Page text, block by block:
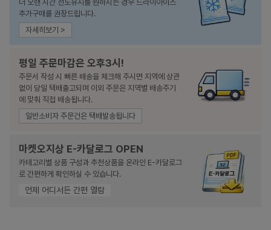
더 오랜 시간 선도유지를 원하시는 경우 드라이아이스
추가구매를 권장드립니다.
자세히보기 >
평일 주문마감은 오후3시!
주문서 작성 시 빠른 배송을 체크해 주시면 지역에 상관
없이 당일 택배출고되며 이외 주문은 지역별 배송주기
에 맞춰 직접 배송됩니다.
일반소비자 주문건은 택배발송됩니다
마켓오지상 E-카달로그 OPEN
카테고리별 상품 구성과 추천상품을 온라인 E-카달로그
로 간편하게 확인하실 수 있습니다.
언제 어디서든 간편 열람